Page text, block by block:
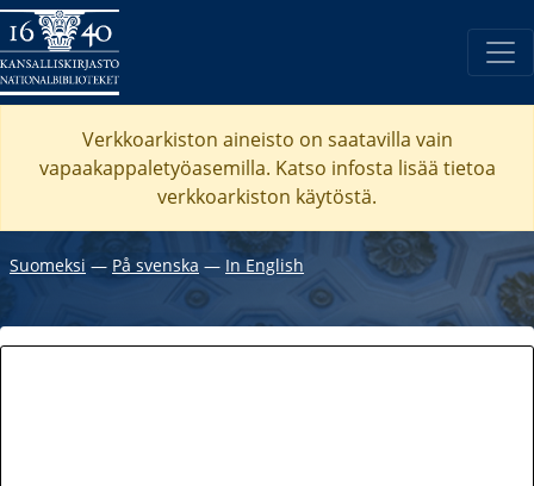
Verkkoarkiston aineisto on saatavilla vain
vapaakappaletyöasemilla. Katso infosta lisää tietoa
verkkoarkiston käytöstä.
Suomeksi ― På svenska ― In English